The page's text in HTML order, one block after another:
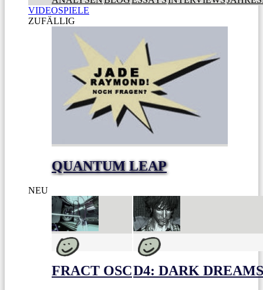
VIDEOSPIELE
ZUFÄLLIG
QUANTUM LEAP
NEU
FRACT OSCD4: DARK